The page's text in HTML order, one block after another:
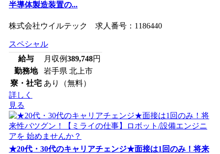
半導体製造装置の...
株式会社ウイルテック 求人番号：1186440
スペシャル
給与
月収例389,748円
勤務地
岩手県 北上市
寮・社宅 あり（無料）
詳しく
見る
★20代・30代のキャリアチェンジ★面接は1回のみ！将来